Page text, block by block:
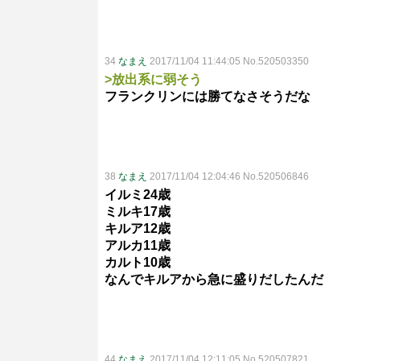
34 なまえ 2017/11/04 11:44:05 No.520503350
>放出系に弱そう
フランクリンには勝てなさそうだな
38 なまえ 2017/11/04 12:04:46 No.520506846
イルミ24歳
ミルキ17歳
キルア12歳
アルカ11歳
カルト10歳
なんでキルアから急に盛りだしたんだ